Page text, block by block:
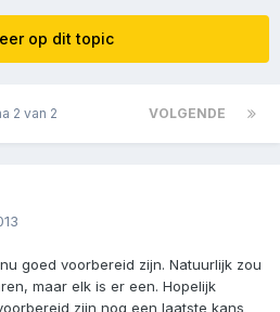
op dit topic
VOLGENDE
2 van 2
goed voorbereid zijn. Natuurlijk zou
maar elk is er een. Hopelijk
zijn nog een laatste kans